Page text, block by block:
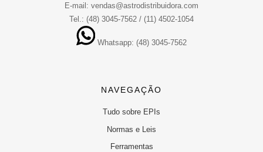
E-mail: vendas@astrodistribuidora.com
Tel.: (48) 3045-7562 / (11) 4502-1054
Whatsapp: (48) 3045-7562
NAVEGAÇÃO
Tudo sobre EPIs
Normas e Leis
Ferramentas